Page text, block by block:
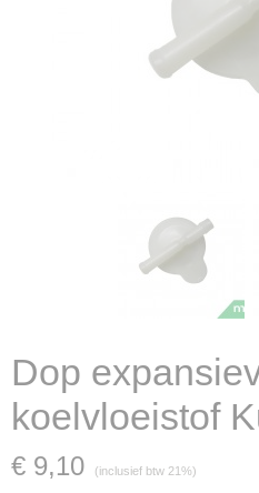
Dop
koelvloeistof
€ 9,10 (inclusief btw 21%)